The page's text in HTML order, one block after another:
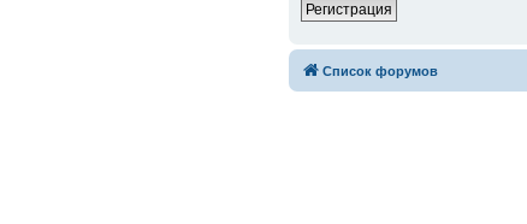
Регистрация
Список форумов